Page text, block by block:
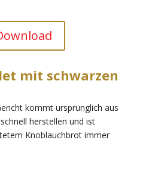
mit schwarzen
kommt ursprünglich aus
herstellen und ist
Knoblauchbrot immer